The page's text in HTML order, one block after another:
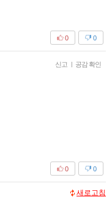
0
0
신고 | 공감 확인
0
0
새로고침